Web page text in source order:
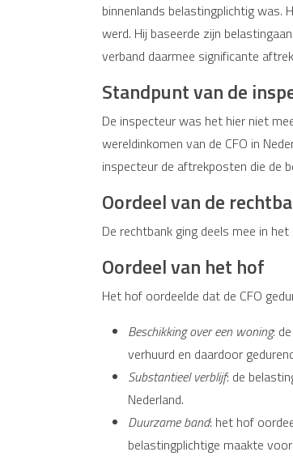
binnenlands belastingplichtig was.
werd. Hij baseerde zijn
verband daarmee significante
Standpunt van de
De inspecteur was het hier niet
wereldinkomen van de CFO in
inspecteur de aftrekposten die de
Oordeel van de
De rechtbank ging deels mee in
Oordeel van het hof
Het hof oordeelde dat de CFO
Beschikking over een woning:
verhuurd en daardoor
Substantieel verblijf: de
Nederland.
Duurzame band: het hof
belastingplichtige maakte